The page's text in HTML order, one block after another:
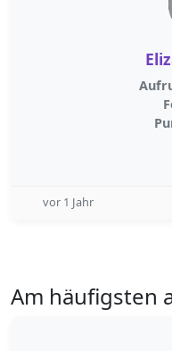
vor 1 Jahr
Am häufigsten